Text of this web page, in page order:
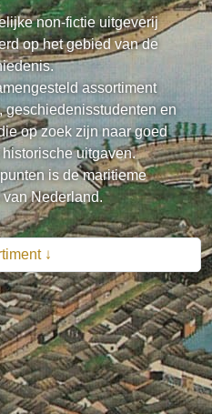
non-fictie uitgeverij
op het gebied van de
assortiment
en
op zoek zijn naar goed
uitgaven.
is de maritieme
Nederland.
↓